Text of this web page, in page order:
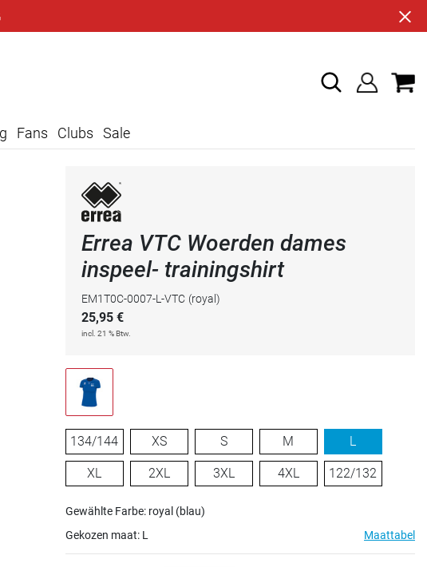
Fans Clubs Sale
Errea VTC Woerden dames
inspeel- trainingshirt
EM1T0C-0007-L-VTC (royal)
25,95 €
incl. 21 % Btw.
134/144 XS S M L
XL 2XL 3XL 4XL 122/132
Gewählte Farbe: royal (blau)
Gekozen maat: L Maattabel